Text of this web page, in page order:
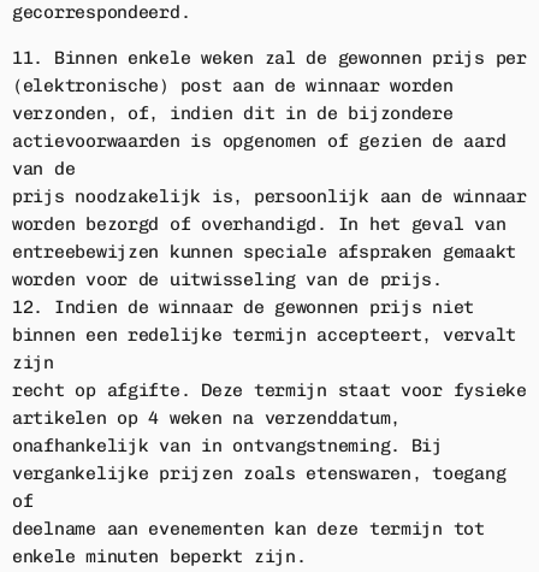
gecorrespondeerd.
11. Binnen enkele weken zal de gewonnen prijs per
(elektronische) post aan de winnaar worden
verzonden, of, indien dit in de bijzondere
actievoorwaarden is opgenomen of gezien de aard
van de
prijs noodzakelijk is, persoonlijk aan de winnaar
worden bezorgd of overhandigd. In het geval van
entreebewijzen kunnen speciale afspraken gemaakt
worden voor de uitwisseling van de prijs.
12. Indien de winnaar de gewonnen prijs niet
binnen een redelijke termijn accepteert, vervalt
zijn
recht op afgifte. Deze termijn staat voor fysieke
artikelen op 4 weken na verzenddatum,
onafhankelijk van in ontvangstneming. Bij
vergankelijke prijzen zoals etenswaren, toegang
of
deelname aan evenementen kan deze termijn tot
enkele minuten beperkt zijn.